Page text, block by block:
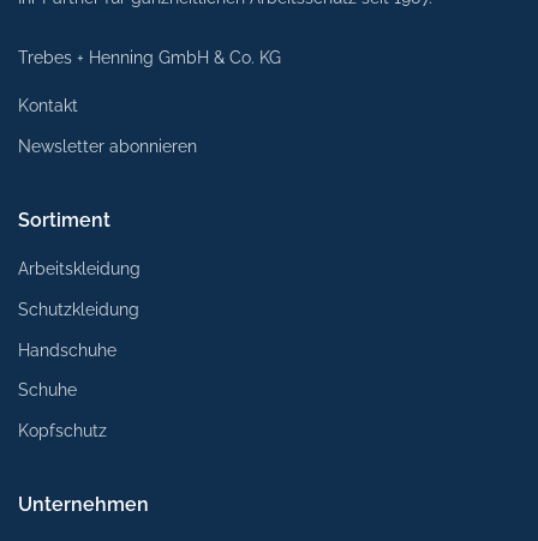
Trebes + Henning GmbH & Co. KG
Kontakt
Newsletter abonnieren
Sortiment
Arbeitskleidung
Schutzkleidung
Handschuhe
Schuhe
Kopfschutz
Unternehmen